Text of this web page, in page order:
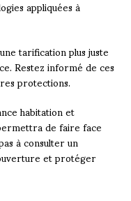
appliquées à
tarification plus juste
Restez informé de ces
protections.
habitation et
de faire face
à consulter un
et protéger